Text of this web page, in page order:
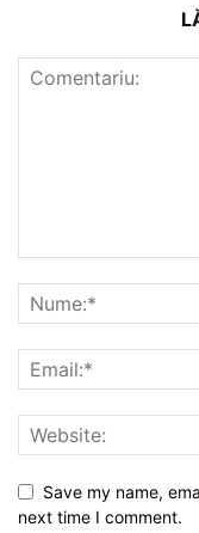
Save my name,
next time I comment.